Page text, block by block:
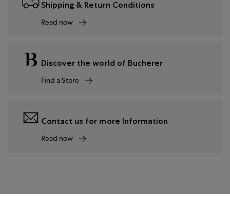
Shipping & Return Conditions
Read now
Discover the world of Bucherer
Find a Store
Contact us for more Information
Read now